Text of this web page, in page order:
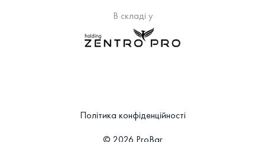
Політика конфіденційності
© 2026 ProBar
В складі у